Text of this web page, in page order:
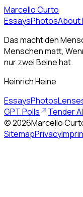
Marcello Curto
EssaysPhotosAbout
Das macht den
Menschen matt,
nur zwei Beine hat.
Heinrich Heine
EssaysPhotos
GPT Polls
Tender AI
©2026Marcello
SitemapPrivacy